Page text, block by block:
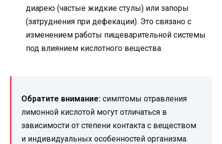
диарею (частые жидкие стулы) или запоры
(затруднения при дефекации). Это связано с
изменением работы пищеварительной системы
под влиянием кислотного вещества.
Обратите внимание: симптомы отравления
лимонной кислотой могут отличаться в
зависимости от степени контакта с веществом
и индивидуальных особенностей организма.